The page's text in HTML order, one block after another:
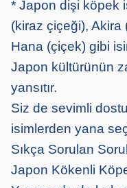
* Japon dişi köpek
(kiraz çiçeği), Akira
Hana (çiçek) gibi
Japon kültürünün
yansıtır.
Siz de sevimli
isimlerden yana
Sıkça Sorulan
Japon Kökenli